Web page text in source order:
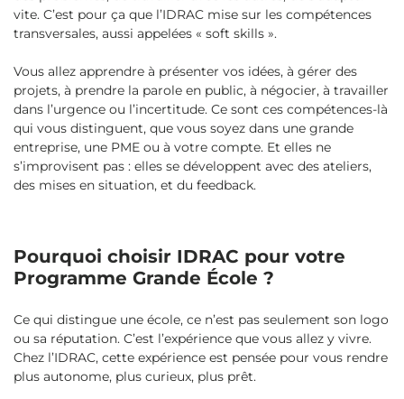
vite. C’est pour ça que l’IDRAC mise sur les compétences
transversales, aussi appelées « soft skills ».
Vous allez apprendre à présenter vos idées, à gérer des
projets, à prendre la parole en public, à négocier, à travailler
dans l’urgence ou l’incertitude. Ce sont ces compétences-là
qui vous distinguent, que vous soyez dans une grande
entreprise, une PME ou à votre compte. Et elles ne
s’improvisent pas : elles se développent avec des ateliers,
des mises en situation, et du feedback.
Pourquoi choisir IDRAC pour votre
Programme Grande École ?
Ce qui distingue une école, ce n’est pas seulement son logo
ou sa réputation. C’est l’expérience que vous allez y vivre.
Chez l’IDRAC, cette expérience est pensée pour vous rendre
plus autonome, plus curieux, plus prêt.